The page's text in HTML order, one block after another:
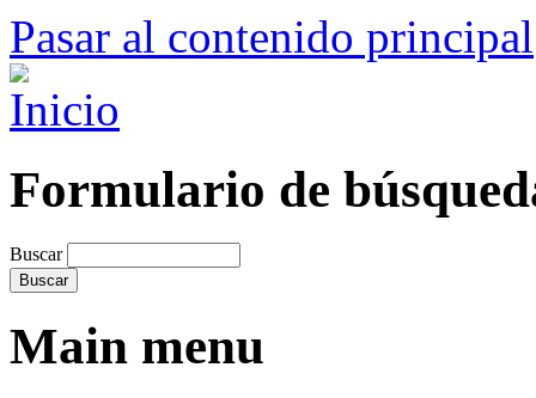
Pasar al contenido principal
Formulario de
Buscar
Main menu